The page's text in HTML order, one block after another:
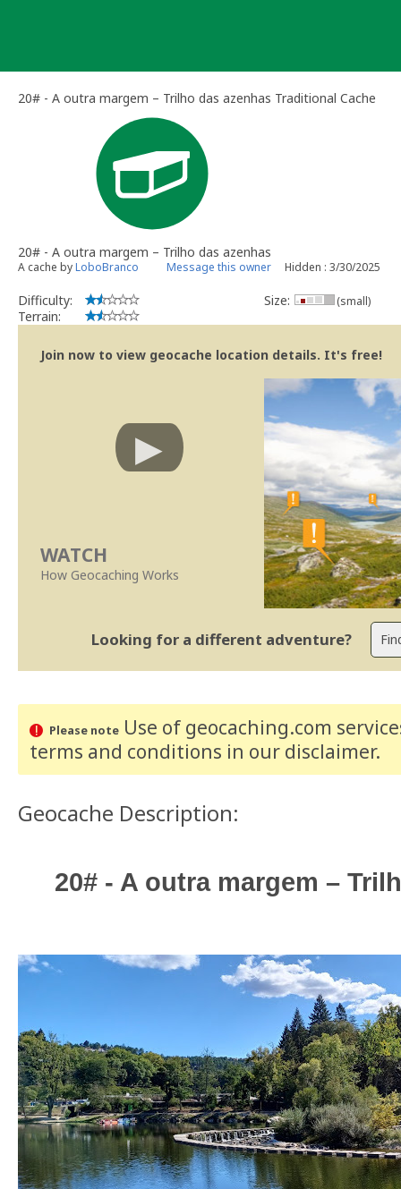
20# - A outra margem – Trilho das azenhas Traditional Cache
20# - A outra margem – Trilho das azenhas
A cache byLoboBranco Message this owner Hidden : 3/30/2025
Difficulty:
Terrain:
Size: (small)
Join now to view geocache location details. It's free!
WATCH
How Geocaching Works
Looking for a different adventure?
Please noteUse of geocaching.com
terms and conditions in our disclaimer.
Geocache Description:
20# - A outra margem –